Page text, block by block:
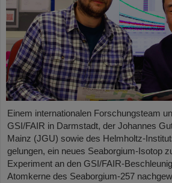
Einem internationalen Forschungsteam
GSI/FAIR in Darmstadt, der Johannes
Mainz (JGU) sowie des Helmholtz-
gelungen, ein neues Seaborgium-Isotop
Experiment an den GSI/FAIR-
Atomkerne des Seaborgium-257